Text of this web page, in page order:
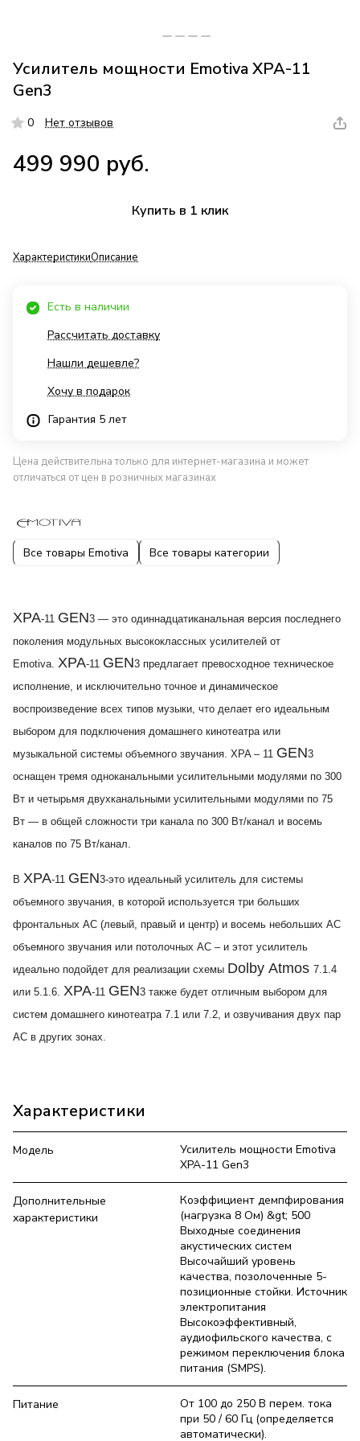
Усилитель мощности Emotiva XPA-11
Gen3
0 Нет отзывов
499 990 руб.
Купить в 1 клик
ХарактеристикиОписание
Есть в наличии
Рассчитать доставку
Нашли дешевле?
Хочу в подарок
Гарантия 5 лет
Цена действительна только для интернет-магазина и может
отличаться от цен в розничных магазинах
Все товары Emotiva Все товары категории
XPA-11 GEN3 — это одиннадцатиканальная версия последнего
поколения модульных высококлассных усилителей от
Emotiva. XPA-11 GEN3 предлагает превосходное техническое
исполнение, и исключительно точное и динамическое
воспроизведение всех типов музыки, что делает его идеальным
выбором для подключения домашнего кинотеатра или
музыкальной системы объемного звучания. XPA – 11 GEN3
оснащен тремя одноканальными усилительными модулями по 300
Вт и четырьмя двухканальными усилительными модулями по 75
Вт — в общей сложности три канала по 300 Вт/канал и восемь
каналов по 75 Вт/канал.
В XPA-11 GEN3-это идеальный усилитель для системы
объемного звучания, в которой используется три больших
фронтальных АС (левый, правый и центр) и восемь небольших АС
объемного звучания или потолочных АС – и этот усилитель
идеально подойдет для реализации схемы Dolby Atmos 7.1.4
или 5.1.6. XPA-11 GEN3 также будет отличным выбором для
систем домашнего кинотеатра 7.1 или 7.2, и озвучивания двух пар
АС в других зонах.
Характеристики
Модель
Усилитель мощности Emotiva
XPA-11 Gen3
Дополнительные
характеристики
Коэффициент демпфирования
(нагрузка 8 Ом) &gt; 500
Выходные соединения
акустических систем
Высочайший уровень
качества, позолоченные 5-
позиционные стойки. Источник
электропитания
Высокоэффективный,
аудиофильского качества, с
режимом переключения блока
питания (SMPS).
Питание
От 100 до 250 В перем. тока
при 50 / 60 Гц (определяется
автоматически).